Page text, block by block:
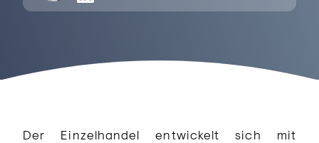
Der Einzelhandel entwickelt sich mit